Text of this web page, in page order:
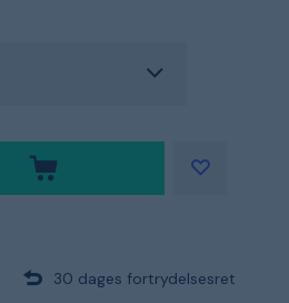
30 dages fortrydelsesret